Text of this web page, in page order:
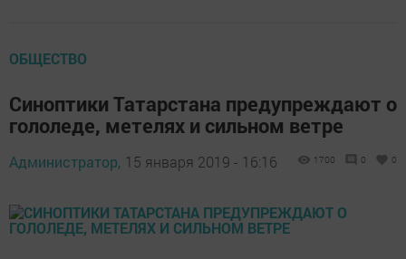
ОБЩЕСТВО
Синоптики Татарстана предупреждают о
гололеде, метелях и сильном ветре
Администратор, 15 января 2019 - 16:16 1700 0 0